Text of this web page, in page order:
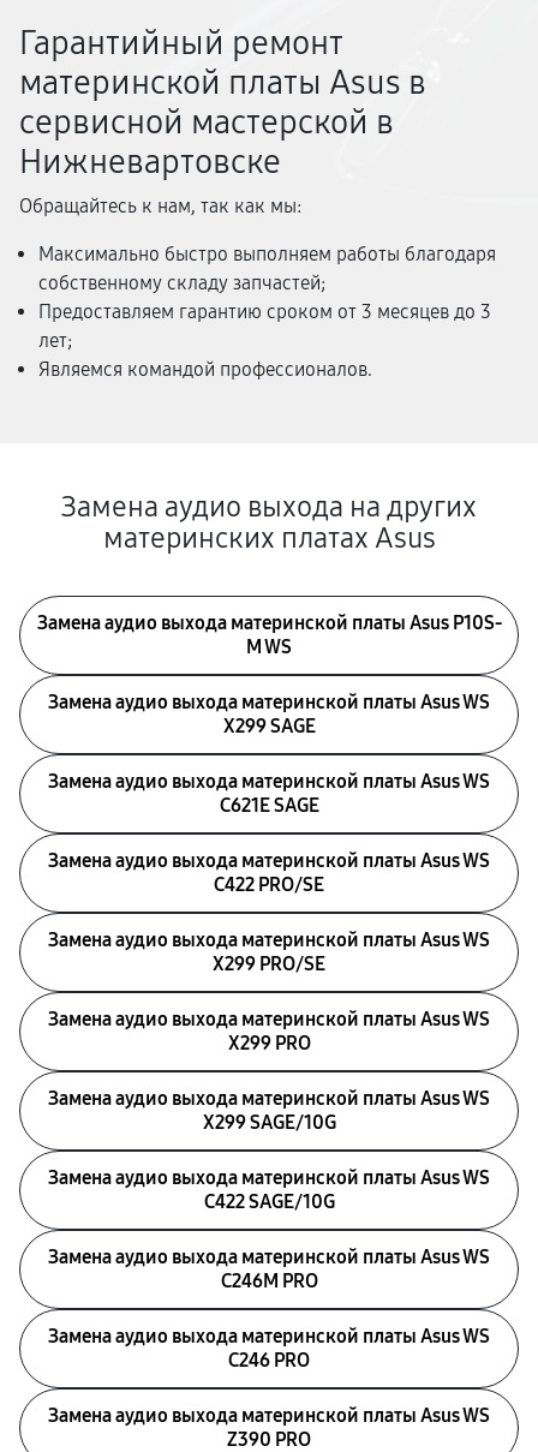
Гарантийный ремонт
материнской платы Asus в
сервисной мастерской в
Нижневартовске
Обращайтесь к нам, так как мы:
Максимально быстро выполняем работы благодаря
собственному складу запчастей;
Предоставляем гарантию сроком от 3 месяцев до 3
лет;
Являемся командой профессионалов.
Замена аудио выхода на других
материнских платах Asus
Замена аудио выхода материнской платы Asus P10S-
M WS
Замена аудио выхода материнской платы Asus WS
X299 SAGE
Замена аудио выхода материнской платы Asus WS
C621E SAGE
Замена аудио выхода материнской платы Asus WS
C422 PRO/SE
Замена аудио выхода материнской платы Asus WS
X299 PRO/SE
Замена аудио выхода материнской платы Asus WS
X299 PRO
Замена аудио выхода материнской платы Asus WS
X299 SAGE/10G
Замена аудио выхода материнской платы Asus WS
C422 SAGE/10G
Замена аудио выхода материнской платы Asus WS
C246M PRO
Замена аудио выхода материнской платы Asus WS
C246 PRO
Замена аудио выхода материнской платы Asus WS
Z390 PRO